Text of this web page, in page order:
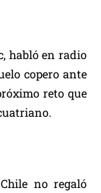
habló en radio
copero ante
reto que
no regaló